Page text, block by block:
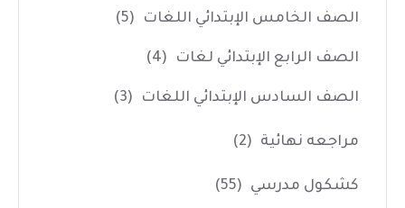
الصف الخامس الإبتدائي اللغات (5)
الصف الرابع الإبتدائي لغات (4)
الصف السادس الإبتدائي اللغات (3)
مراجعه نهائية (2)
كشكول مدرسي (55)